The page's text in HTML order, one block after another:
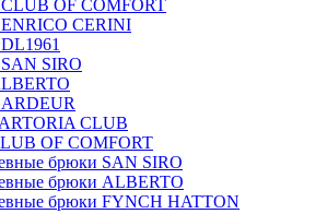
OF COMFORT
CERINI
SIRO
CLUB
OF COMFORT
брюки SAN SIRO
брюки ALBERTO
брюки FYNCH HATTON